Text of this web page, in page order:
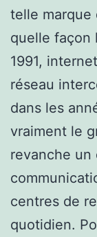
telle marque
quelle façon
1991,
réseau
dans les
vraiment le
revanche un
centres de
quotidien.